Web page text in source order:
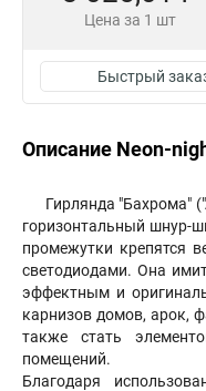
Цена за 1 шт
Быстрый
Описание Neon-
Гирлянда "Бахрома"
горизонтальный шнур-
промежутки крепятся
светодиодами. Она
эффектным и
карнизов домов, арок,
также стать
помещений.
Благодаря